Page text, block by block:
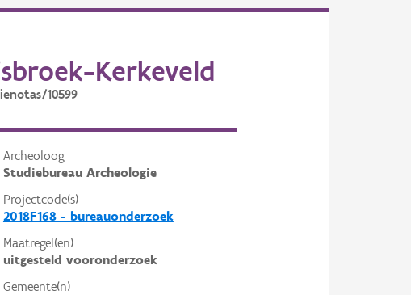
Kerkeveld
10599
Archeoloog
Studiebureau Archeologie
Projectcode(s)
2018F168 - bureauonderzoek
Maatregel(en)
uitgesteld vooronderzoek
Gemeente(n)